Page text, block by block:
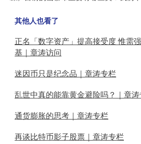
其他人也看了
正名「数字资产」提高接受度 惟需
基｜章涛访问
迷因币只是纪念品｜章涛专栏
乱世中真的能靠黄金避险吗？｜章
通货膨胀的思考｜章涛专栏
再谈比特币影子股票｜章涛专栏